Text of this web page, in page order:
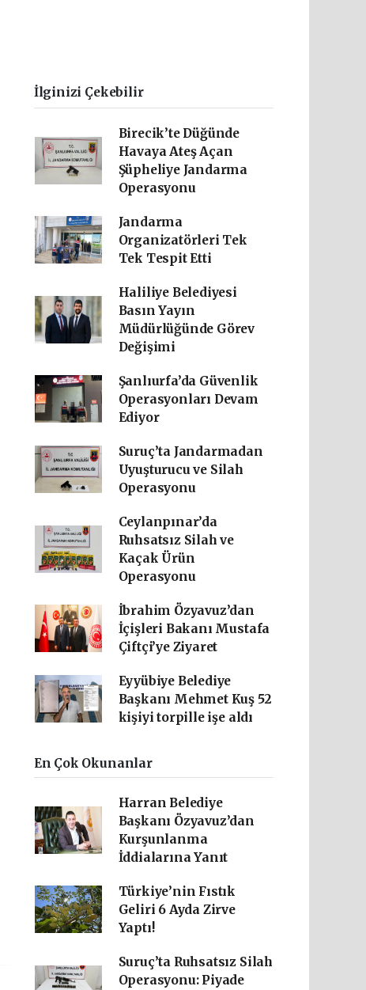
İlginizi Çekebilir
Birecik’te Düğünde
Havaya Ateş Açan
Şüpheliye Jandarma
Operasyonu
Jandarma
Organizatörleri Tek
Tek Tespit Etti
Haliliye Belediyesi
Basın Yayın
Müdürlüğünde Görev
Değişimi
Şanlıurfa’da Güvenlik
Operasyonları Devam
Ediyor
Suruç’ta Jandarmadan
Uyuşturucu ve Silah
Operasyonu
Ceylanpınar’da
Ruhsatsız Silah ve
Kaçak Ürün
Operasyonu
İbrahim Özyavuz’dan
İçişleri Bakanı Mustafa
Çiftçi’ye Ziyaret
Eyyübiye Belediye
Başkanı Mehmet Kuş 52
kişiyi torpille işe aldı
En Çok Okunanlar
Harran Belediye
Başkanı Özyavuz’dan
Kurşunlanma
İddialarına Yanıt
Türkiye’nin Fıstık
Geliri 6 Ayda Zirve
Yaptı!
Suruç’ta Ruhsatsız Silah
Operasyonu: Piyade